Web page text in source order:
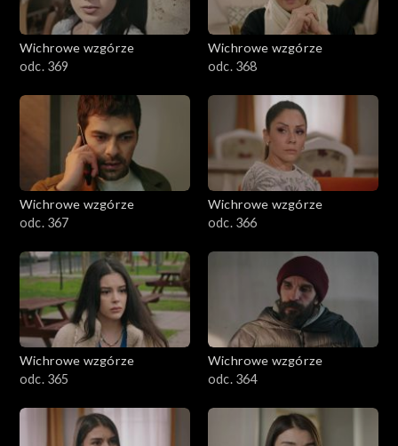
Wichrowe wzgórze
odc. 369
Wichrowe wzgórze
odc. 368
Wichrowe wzgórze
odc. 367
Wichrowe wzgórze
odc. 366
Wichrowe wzgórze
odc. 365
Wichrowe wzgórze
odc. 364